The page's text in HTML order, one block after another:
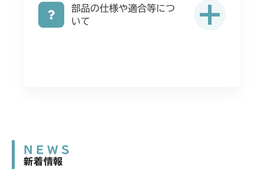
部品の仕様や適合等につ
いて
NEWS
新着情報